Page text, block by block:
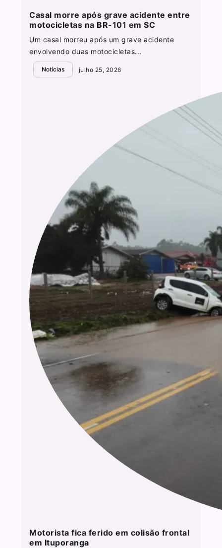
Casal morre após grave acidente entre
motocicletas na BR-101 em SC
Um casal morreu após um grave acidente
envolvendo duas motocicletas...
Notícias julho 25, 2026
Motorista fica ferido em colisão frontal
em Ituporanga